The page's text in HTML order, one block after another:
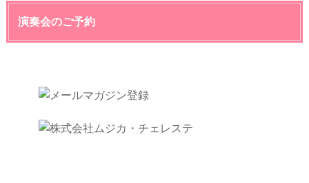
演奏会のご予約